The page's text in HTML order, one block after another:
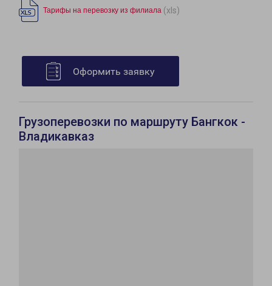
Тарифы на перевозку из филиала (xls)
Оформить заявку
Грузоперевозки по маршруту Бангкок -
Владикавказ